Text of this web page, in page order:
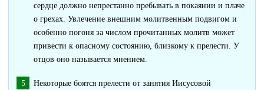
сердце должно непрестанно пребывать в покаянии и плаче
о грехах. Увлечение внешним молитвенным подвигом и
особенно погоня за числом прочитанных молитв может
привести к опасному состоянию, близкому к прелести. У
отцов оно называется мнением.
Некоторые боятся прелести от занятия Иисусовой